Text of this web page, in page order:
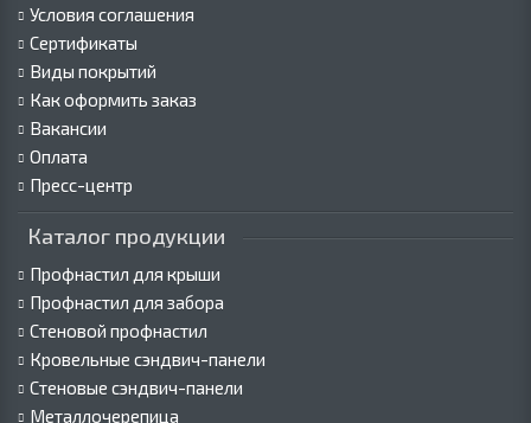
Условия соглашения
Сертификаты
Виды покрытий
Как оформить заказ
Вакансии
Оплата
Пресс-центр
Каталог продукции
Профнастил для крыши
Профнастил для забора
Стеновой профнастил
Кровельные сэндвич-панели
Стеновые сэндвич-панели
Металлочерепица